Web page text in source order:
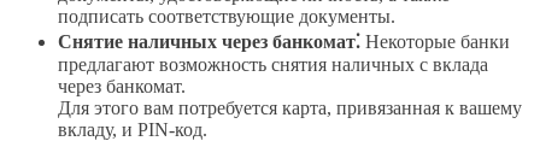
подписать соответствующие документы.
Снятие наличных через банкомат⁚ Некоторые банки
предлагают возможность снятия наличных с вклада
через банкомат.
Для этого вам потребуется карта, привязанная к вашему
вкладу, и PIN-код.